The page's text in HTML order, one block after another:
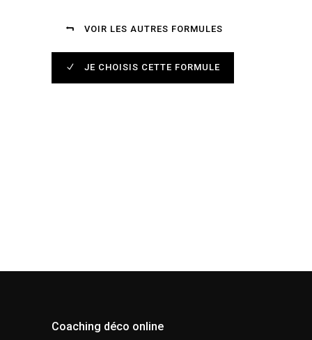
VOIR LES AUTRES FORMULES
JE CHOISIS CETTE FORMULE
Coaching déco online